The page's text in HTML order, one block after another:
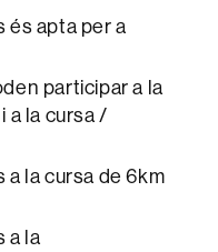
és apta per a
participar a la
a la cursa /
la cursa de 6km
a la